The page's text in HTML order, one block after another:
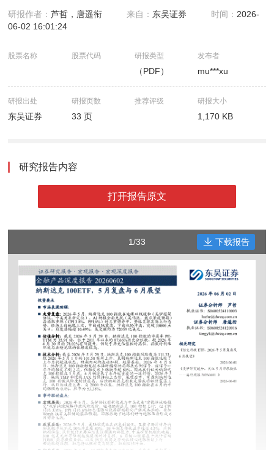
研报作者：芦哲，唐遥衔 来自： 东吴证券 时间： 2026-
06-02 16:01:24
股票名称 股票代码 研报类型
（PDF）
发布者
mu***xu
研报出处
东吴证券
研报页数
33 页
推荐评级 研报大小
1,170 KB
研究报告内容
打开报告原文
1/33 下载报告